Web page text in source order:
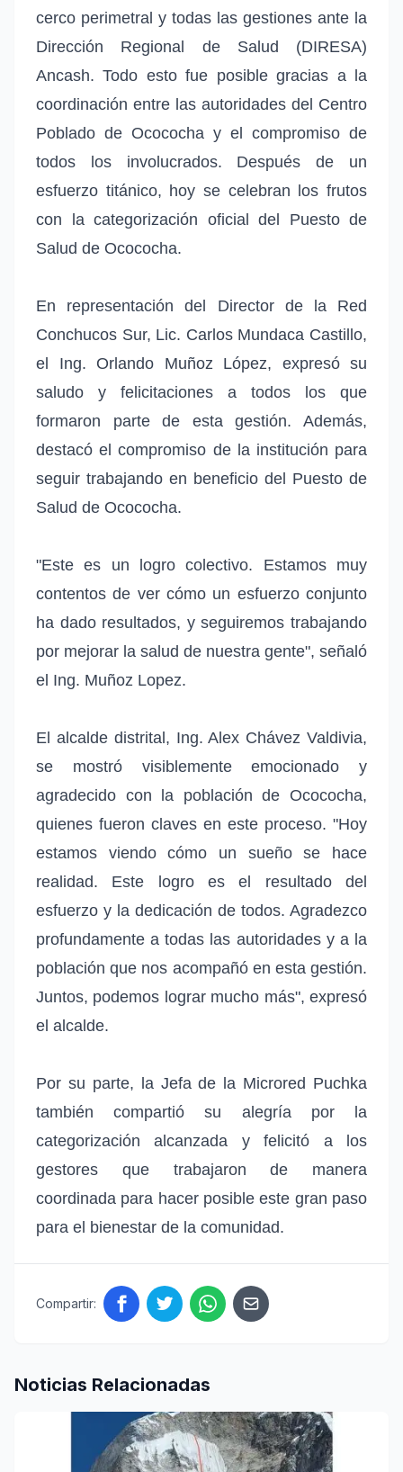
cerco perimetral y todas las gestiones ante la
Dirección Regional de Salud (DIRESA)
Ancash. Todo esto fue posible gracias a la
coordinación entre las autoridades del Centro
Poblado de Ocococha y el compromiso de
todos los involucrados. Después de un
esfuerzo titánico, hoy se celebran los frutos
con la categorización oficial del Puesto de
Salud de Ocococha.
En representación del Director de la Red
Conchucos Sur, Lic. Carlos Mundaca Castillo,
el Ing. Orlando Muñoz López, expresó su
saludo y felicitaciones a todos los que
formaron parte de esta gestión. Además,
destacó el compromiso de la institución para
seguir trabajando en beneficio del Puesto de
Salud de Ocococha.
"Este es un logro colectivo. Estamos muy
contentos de ver cómo un esfuerzo conjunto
ha dado resultados, y seguiremos trabajando
por mejorar la salud de nuestra gente", señaló
el Ing. Muñoz Lopez.
El alcalde distrital, Ing. Alex Chávez Valdivia,
se mostró visiblemente emocionado y
agradecido con la población de Ocococha,
quienes fueron claves en este proceso. "Hoy
estamos viendo cómo un sueño se hace
realidad. Este logro es el resultado del
esfuerzo y la dedicación de todos. Agradezco
profundamente a todas las autoridades y a la
población que nos acompañó en esta gestión.
Juntos, podemos lograr mucho más", expresó
el alcalde.
Por su parte, la Jefa de la Microred Puchka
también compartió su alegría por la
categorización alcanzada y felicitó a los
gestores que trabajaron de manera
coordinada para hacer posible este gran paso
para el bienestar de la comunidad.
Compartir:
Noticias Relacionadas